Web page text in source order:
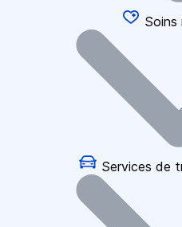
Soins
Services de